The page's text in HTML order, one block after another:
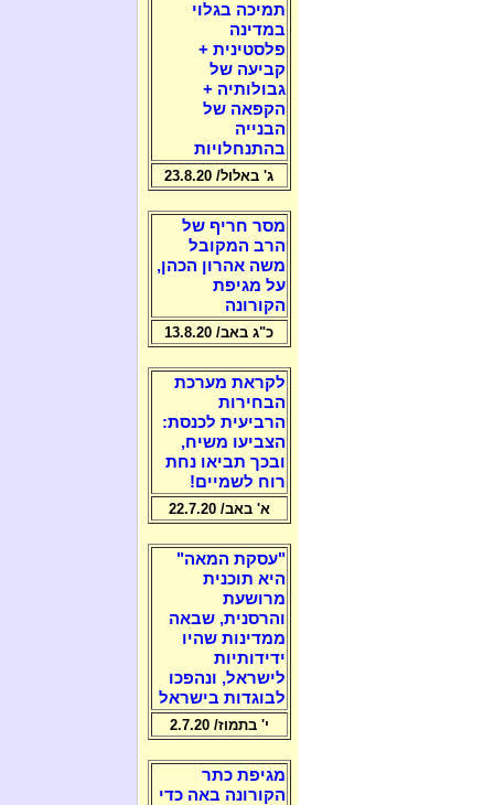
תמיכה בגלוי
במדינה
פלסטינית +
קביעה של
גבולותיה +
הקפאה של
הבנייה
בהתנחלויות
ג' באלול/ 23.8.20
מסר חריף של
הרב המקובל
משה אהרון הכהן,
על מגיפת
הקורונה
כ"ג באב/ 13.8.20
לקראת מערכת
הבחירות
הרביעית לכנסת:
הצביעו משיח,
ובכך תביאו נחת
רוח לשמיים!
א' באב/ 22.7.20
"עסקת המאה"
היא תוכנית
מרושעת
והרסנית, שבאה
ממדינות שהיו
ידידותיות
לישראל, ונהפכו
לבוגדות בישראל
י' בתמוז/ 2.7.20
מגיפת כתר
הקורונה באה כדי